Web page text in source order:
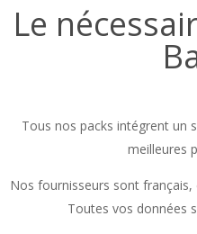
Le
Tous nos packs intégrent un
meilleures
Nos fournisseurs sont
Toutes vos données